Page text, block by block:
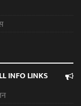
INFO LINKS